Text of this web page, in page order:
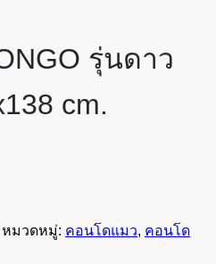
รุ่นดาว
cm.
หมวดหมู่: คอนโดแมว, คอนโด